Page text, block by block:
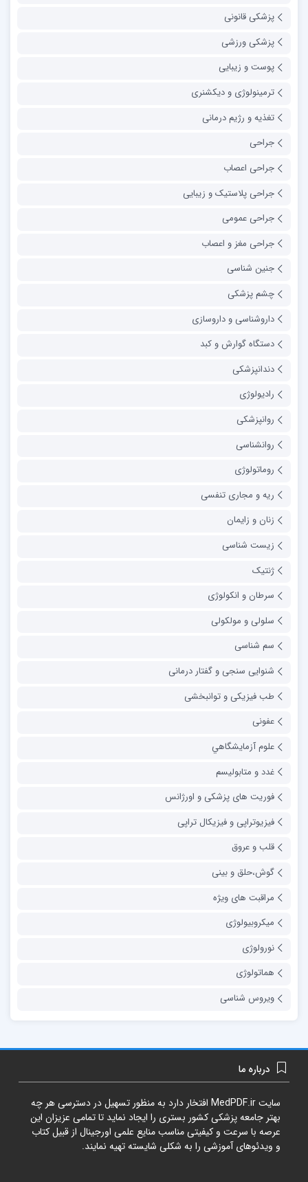
پزشکی قانونی
پزشکی ورزشی
پوست و زیبایی
ترمینولوژی و دیکشنری
تغذیه و رژیم درمانی
جراحی
جراحی اعصاب
جراحی پلاستیک و زیبایی
جراحی عمومی
جراحی مغز و اعصاب
جنین شناسی
چشم پزشکی
داروشناسی و داروسازی
دستگاه گوارش و کبد
دندانپزشکی
رادیولوژی
روانپزشکی
روانشناسی
روماتولوژی
ریه و مجاری تنفسی
زنان و زایمان
زیست شناسی
ژنتیک
سرطان و انکولوژی
سلولی و مولکولی
سم شناسی
شنوایی سنجی و گفتار درمانی
طب فیزیکی و توانبخشی
عفونی
علوم آزمايشگاهي
غدد و متابولیسم
فوریت های پزشکی و اورژانس
فیزیوتراپی و فیزیکال تراپی
قلب و عروق
گوش،حلق و بینی
مراقبت های ویژه
میکروبیولوژی
نورولوژی
هماتولوژی
ویروس شناسی
درباره ما
سایتMedPDF.ir افتخار دارد به منظور تسهیل در دسترسی هر چه
بهتر جامعه پزشکی کشور بستری را ایجاد نماید تا تمامی عزیزان این
عرصه با سرعت و کیفیتی مناسب منایع علمی اورجینال از قبیل کتاب
و ویدئوهای آموزشی را به شکلی شایسته تهیه نمایند.